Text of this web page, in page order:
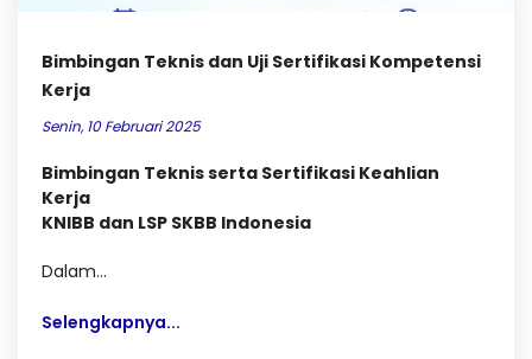
Bimbingan Teknis dan Uji Sertifikasi Kompetensi
Kerja
Senin, 10 Februari 2025
Bimbingan Teknis serta Sertifikasi Keahlian
Kerja
KNIBB dan LSP SKBB Indonesia
Dalam...
Selengkapnya...